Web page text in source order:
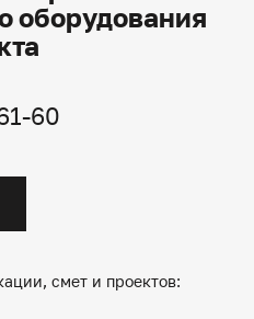
оборудования
60
смет и проектов: